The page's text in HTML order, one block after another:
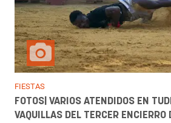
FIESTAS
FOTOS| VARIOS ATENDIDOS EN
VAQUILLAS DEL TERCER ENCIERRO